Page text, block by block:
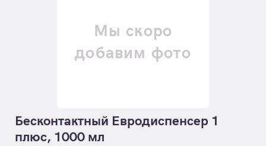
Мы скоро
добавим фото
Бесконтактный Евродиспенсер 1
плюс, 1000 мл